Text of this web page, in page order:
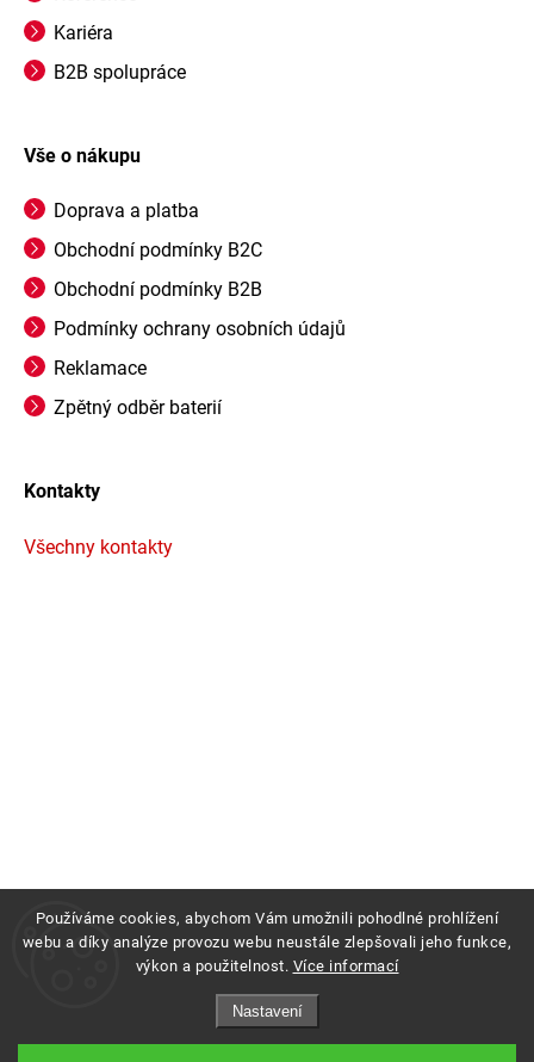
Používáme cookies, abychom Vám umožnili pohodlné prohlížení
webu a díky analýze provozu webu neustále zlepšovali jeho funkce,
výkon a použitelnost. Více informací
Nastavení
Kariéra
B2B spolupráce
Vše o nákupu
Doprava a platba
Obchodní podmínky B2C
Obchodní podmínky B2B
Podmínky ochrany osobních údajů
Reklamace
Zpětný odběr baterií
Kontakty
Všechny kontakty
Profigrass.cz. Všechna práva vyhrazena.
Grafický návrh vytvořil a nakódoval